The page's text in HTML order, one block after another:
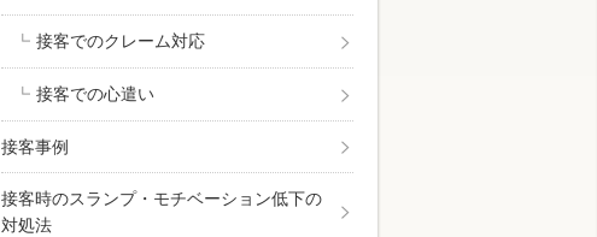
接客でのクレーム対応
接客での心遣い
接客事例
接客時のスランプ・モチベーション低下の
対処法